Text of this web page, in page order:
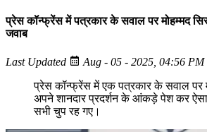
प्रेस कॉन्फ्रेंस में पत्रकार के सवाल पर मोहम्मद
जवाब
Last Updated Aug - 05 - 2025, 04:56 PM
प्रेस कॉन्फ्रेंस में एक पत्रकार के सवाल पर
अपने शानदार प्रदर्शन के आंकड़े पेश कर ऐसा
सभी चुप रह गए।